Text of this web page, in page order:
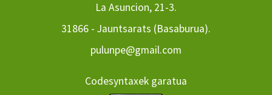
La Asuncion, 21-3.
31866 - Jauntsarats (Basaburua).
pulunpe@gmail.com
Codesyntaxek garatua